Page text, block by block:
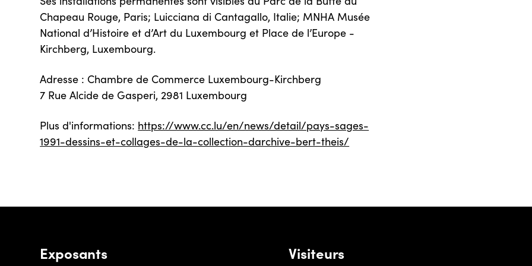
Chapeau Rouge, Paris; Luicciana di Cantagallo, Italie; MNHA Musée
National d’Histoire et d’Art du Luxembourg et Place de l’Europe -
Kirchberg, Luxembourg.
Adresse : Chambre de Commerce Luxembourg-Kirchberg
7 Rue Alcide de Gasperi, 2981 Luxembourg
Plus d'informations: https://www.cc.lu/en/news/detail/pays-sages-
1991-dessins-et-collages-de-la-collection-darchive-bert-theis/
Exposants
Visiteurs